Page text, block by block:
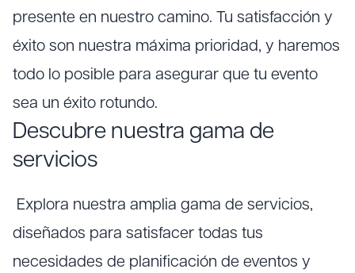
presente en nuestro camino. Tu satisfacción y
éxito son nuestra máxima prioridad, y haremos
todo lo posible para asegurar que tu evento
sea un éxito rotundo.
Descubre nuestra gama de
servicios
Explora nuestra amplia gama de servicios,
diseñados para satisfacer todas tus
necesidades de planificación de eventos y